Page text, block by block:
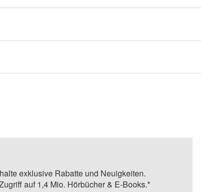
exklusive Rabatte und Neuigkeiten.
auf 1,4 Mio. Hörbücher & E-Books.*